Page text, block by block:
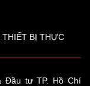
THIẾT BỊ THỰC
Đầu tư TP. Hồ Chí